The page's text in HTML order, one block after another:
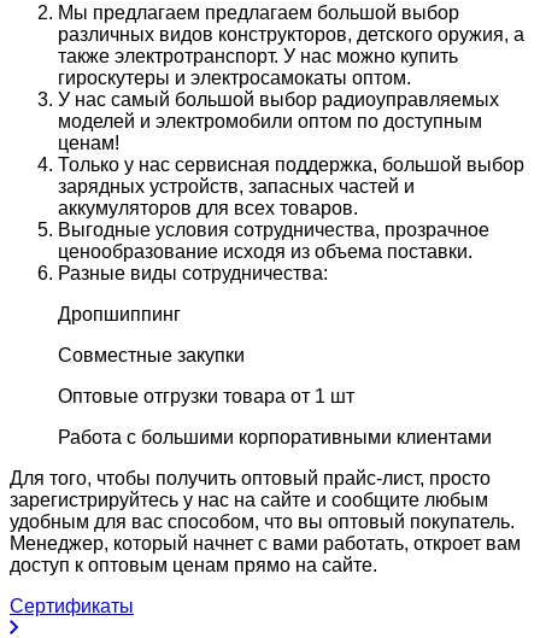
Мы предлагаем предлагаем большой выбор
различных видов конструкторов, детского оружия, а
также электротранспорт. У нас можно купить
гироскутеры и электросамокаты оптом.
У нас самый большой выбор радиоуправляемых
моделей и электромобили оптом по доступным
ценам!
Только у нас сервисная поддержка, большой выбор
зарядных устройств, запасных частей и
аккумуляторов для всех товаров.
Выгодные условия сотрудничества, прозрачное
ценообразование исходя из объема поставки.
Разные виды сотрудничества:
Дропшиппинг
Совместные закупки
Оптовые отгрузки товара от 1 шт
Работа с большими корпоративными клиентами
Для того, чтобы получить оптовый прайс-лист, просто
зарегистрируйтесь у нас на сайте и сообщите любым
удобным для вас способом, что вы оптовый покупатель.
Менеджер, который начнет с вами работать, откроет вам
доступ к оптовым ценам прямо на сайте.
Сертификаты